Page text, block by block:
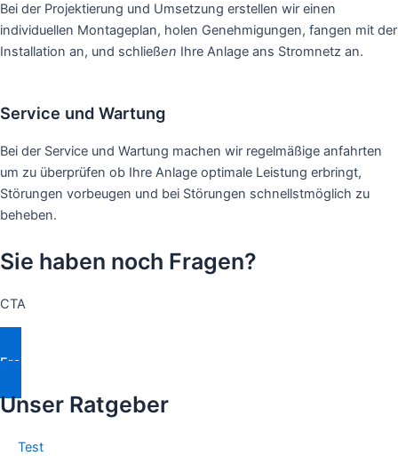
Bei der Projektierung und Umsetzung erstellen wir einen
individuellen Montageplan, holen Genehmigungen, fangen mit der
Installation an, und schließen Ihre Anlage ans Stromnetz an.
Service und Wartung
Bei der Service und Wartung machen wir regelmäßige anfahrten
um zu überprüfen ob Ihre Anlage optimale Leistung erbringt,
Störungen vorbeugen und bei Störungen schnellstmöglich zu
beheben.
Sie haben noch Fragen?
CTA
Fragen Stellen
Unser Ratgeber
Test